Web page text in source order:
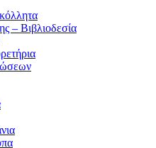
– Βιβλιοδεσία